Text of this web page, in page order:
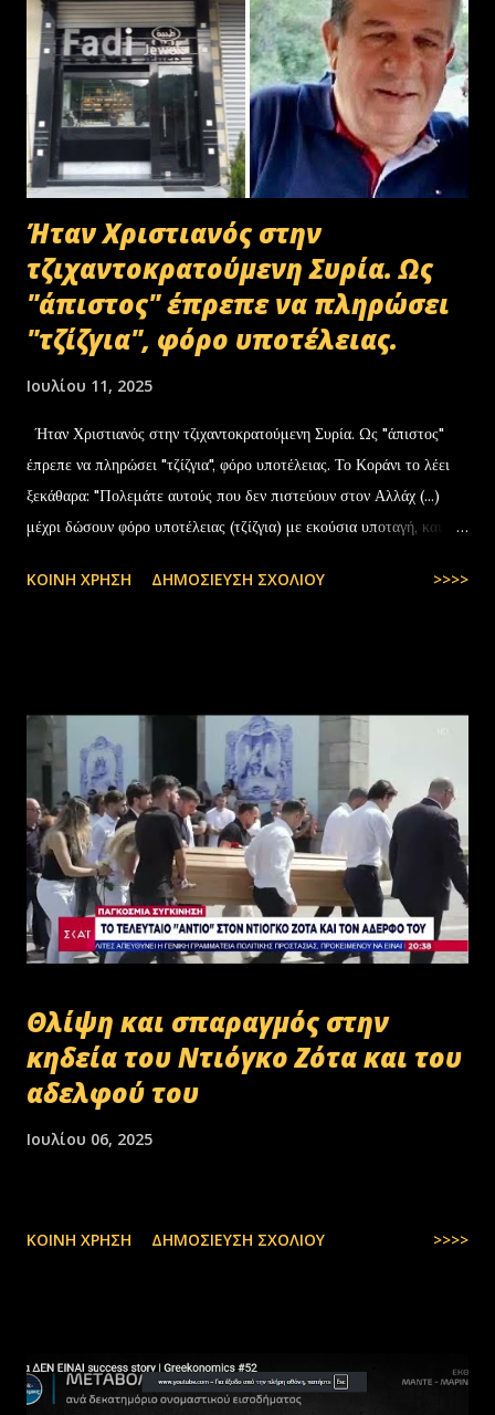
Ήταν Χριστιανός στην
τζιχαντοκρατούμενη Συρία. Ως
"άπιστος" έπρεπε να πληρώσει
"τζίζγια", φόρο υποτέλειας.
Ιουλίου 11, 2025
Ήταν Χριστιανός στην τζιχαντοκρατούμενη Συρία. Ως "άπιστος"
έπρεπε να πληρώσει "τζίζγια", φόρο υποτέλειας. Το Κοράνι το λέει
ξεκάθαρα: "Πολεμάτε αυτούς που δεν πιστεύουν στον Αλλάχ (...)
μέχρι δώσουν φόρο υποτέλειας (τζίζγια) με εκούσια υποταγή, και
(@ThanosTzimeros) July 11, 2025
ΚΟΙΝΉ ΧΡΉΣΗ ΔΗΜΟΣΊΕΥΣΗ ΣΧΟΛΊΟΥ >>>>
Θλίψη και σπαραγμός στην
κηδεία του Ντιόγκο Ζότα και του
αδελφού του
Ιουλίου 06, 2025
ΚΟΙΝΉ ΧΡΉΣΗ ΔΗΜΟΣΊΕΥΣΗ ΣΧΟΛΊΟΥ >>>>